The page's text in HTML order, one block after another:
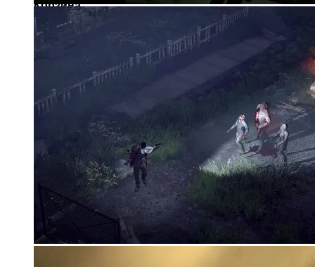
Корзина
Корзина пуста.